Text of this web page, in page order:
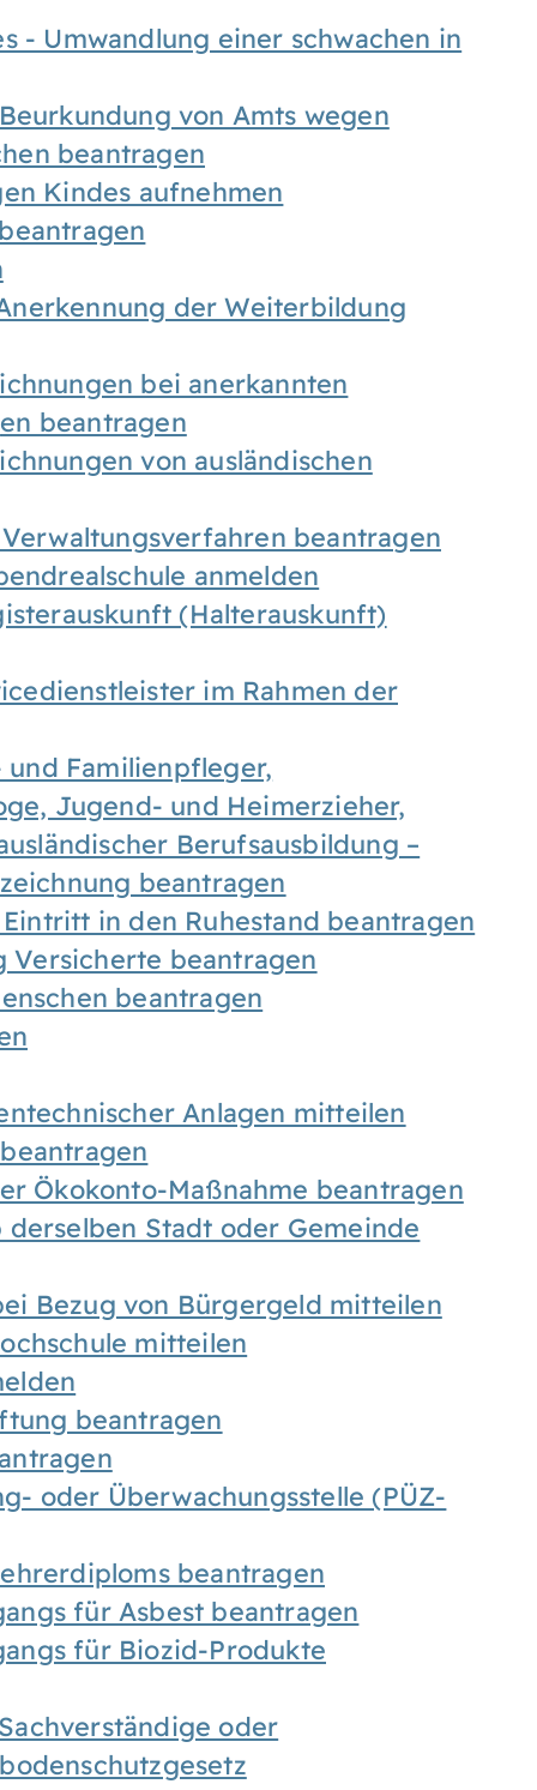
- Umwandlung einer schwachen in
von Amts wegen
beantragen
Kindes aufnehmen
der Weiterbildung
bei anerkannten
beantragen
von ausländischen
beantragen
anmelden
(Halterauskunft)
im Rahmen der
Familienpfleger,
Jugend- und Heimerzieher,
Berufsausbildung –
beantragen
in den Ruhestand beantragen
Versicherte beantragen
beantragen
Anlagen mitteilen
Ökokonto-Maßnahme beantragen
Stadt oder Gemeinde
Bezug von Bürgergeld mitteilen
mitteilen
beantragen
oder Überwachungsstelle (PÜZ-
beantragen
für Asbest beantragen
für Biozid-Produkte
oder